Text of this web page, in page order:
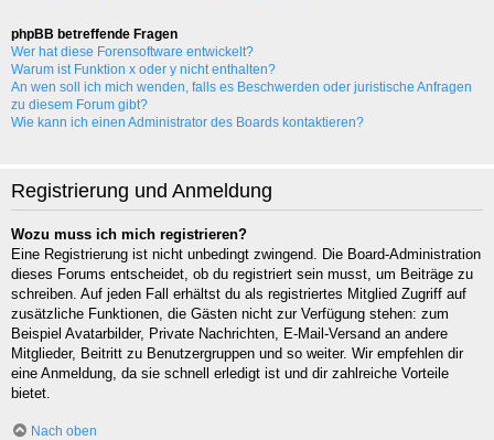
phpBB betreffende Fragen
Wer hat diese Forensoftware entwickelt?
Warum ist Funktion x oder y nicht enthalten?
An wen soll ich mich wenden, falls es Beschwerden oder juristische Anfragen
zu diesem Forum gibt?
Wie kann ich einen Administrator des Boards kontaktieren?
Registrierung und Anmeldung
Wozu muss ich mich registrieren?
Eine Registrierung ist nicht unbedingt zwingend. Die Board-Administration
dieses Forums entscheidet, ob du registriert sein musst, um Beiträge zu
schreiben. Auf jeden Fall erhältst du als registriertes Mitglied Zugriff auf
zusätzliche Funktionen, die Gästen nicht zur Verfügung stehen: zum
Beispiel Avatarbilder, Private Nachrichten, E-Mail-Versand an andere
Mitglieder, Beitritt zu Benutzergruppen und so weiter. Wir empfehlen dir
eine Anmeldung, da sie schnell erledigt ist und dir zahlreiche Vorteile
bietet.
Nach oben